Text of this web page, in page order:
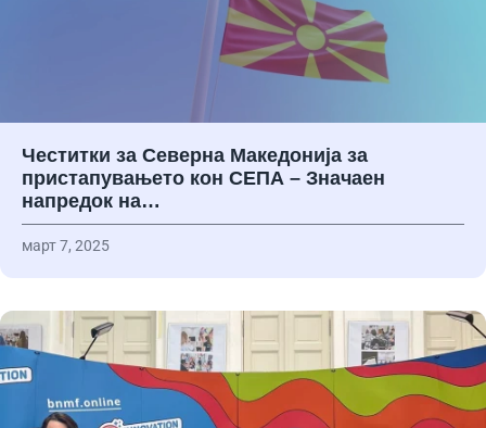
Честитки за Северна Македонија за
пристапувањето кон СЕПА – Значаен
напредок на…
март 7, 2025